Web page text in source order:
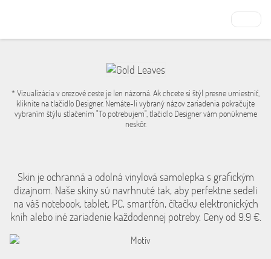
* Vizualizácia v orezové ceste je len názorná. Ak chcete si štýl presne umiestniť,
kliknite na tlačidlo Designer. Nemáte-li vybraný názov zariadenia pokračujte
vybraním štýlu stlačením "To potrebujem", tlačidlo Designer vám ponúkneme
neskôr.
Skin je ochranná a odolná vinylová samolepka s grafickým
dizajnom. Naše skiny sú navrhnuté tak, aby perfektne sedeli
na váš notebook, tablet, PC, smartfón, čítačku elektronických
kníh alebo iné zariadenie každodennej potreby. Ceny od 9.9 €.